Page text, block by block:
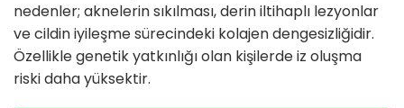
nedenler; aknelerin sıkılması, derin iltihaplı lezyonlar
ve cildin iyileşme sürecindeki kolajen dengesizliğidir.
Özellikle genetik yatkınlığı olan kişilerde iz oluşma
riski daha yüksektir.